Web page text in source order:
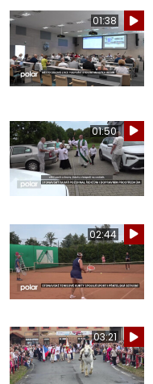
01:38
01:50
02:44
03:21